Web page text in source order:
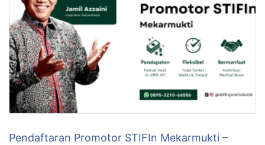
Pendaftaran Promotor STIFIn Mekarmukti –